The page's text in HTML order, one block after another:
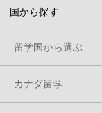
国から探す
留学国から選ぶ
カナダ留学